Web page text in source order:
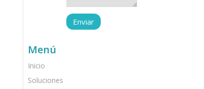
Menú
Inicio
Soluciones